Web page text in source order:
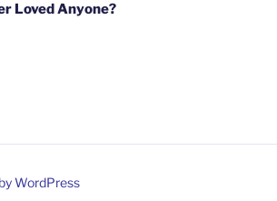
Loved Anyone?
WordPress